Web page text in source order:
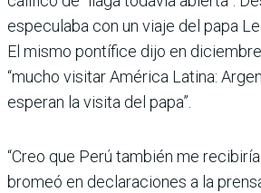
especulaba con un viaje del papa
El mismo pontífice dijo en
“mucho visitar América Latina:
esperan la visita del papa”.
“Creo que Perú también me
bromeó en declaraciones a la